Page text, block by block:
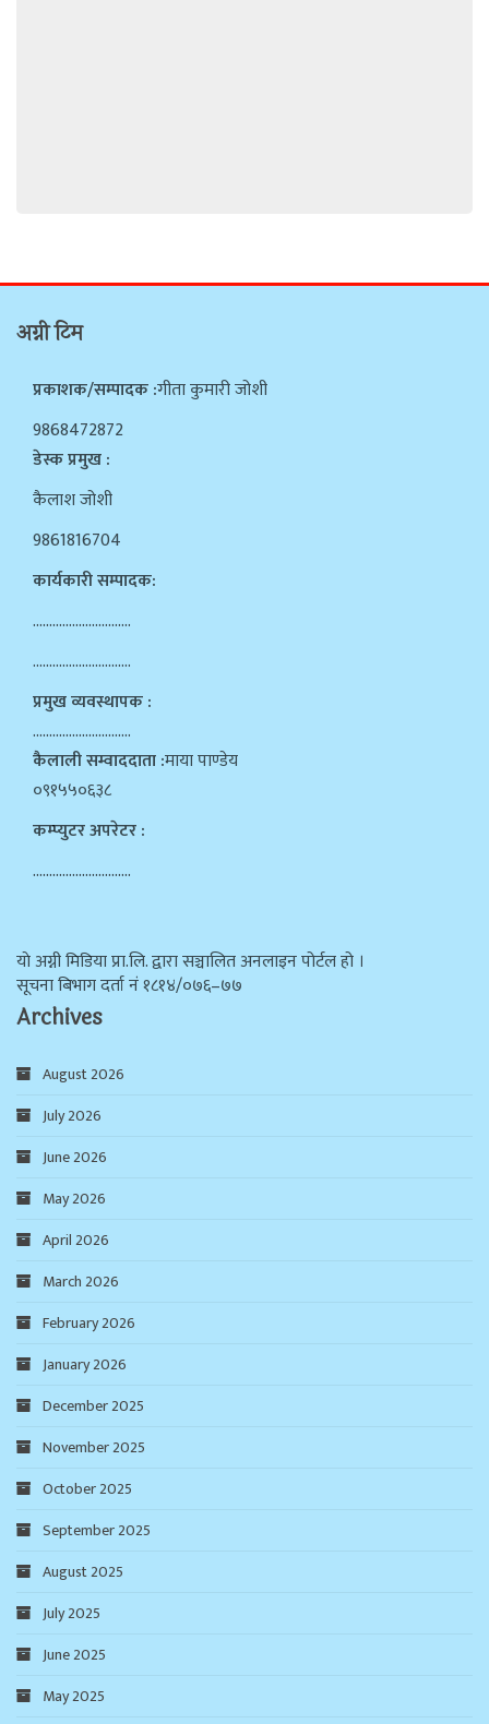
अग्नी टिम
प्रकाशक/सम्पादक :गीता कुमारी जोशी
9868472872
डेस्क प्रमुख :
कैलाश जोशी
9861816704
कार्यकारी सम्पादक:
…………………………
…………………………
प्रमुख व्यवस्थापक :
…………………………
कैलाली सम्वाददाता :माया पाण्डेय
०९१५५०६३८
कम्प्युटर अपरेटर :
…………………………
याे अग्नी मिडिया प्रा.लि. द्वारा सञ्चालित अनलाइन पोर्टल हो ।
सूचना बिभाग दर्ता न‌ं १८१४/०७६–७७
Archives
August 2026
July 2026
June 2026
May 2026
April 2026
March 2026
February 2026
January 2026
December 2025
November 2025
October 2025
September 2025
August 2025
July 2025
June 2025
May 2025